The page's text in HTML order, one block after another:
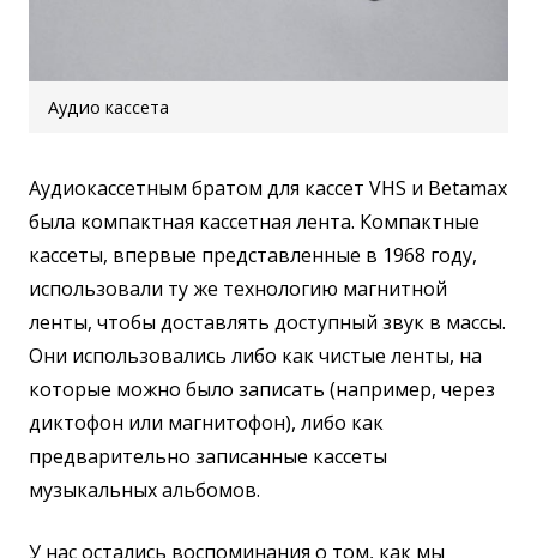
Аудио кассета
Аудиокассетным братом для кассет VHS и Betamax
была компактная кассетная лента. Компактные
кассеты, впервые представленные в 1968 году,
использовали ту же технологию магнитной
ленты, чтобы доставлять доступный звук в массы.
Они использовались либо как чистые ленты, на
которые можно было записать (например, через
диктофон или магнитофон), либо как
предварительно записанные кассеты
музыкальных альбомов.
У нас остались воспоминания о том, как мы